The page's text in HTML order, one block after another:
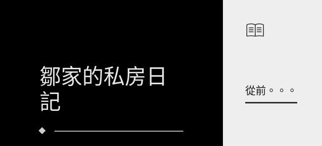
鄒家的私房日
記
從前。。。